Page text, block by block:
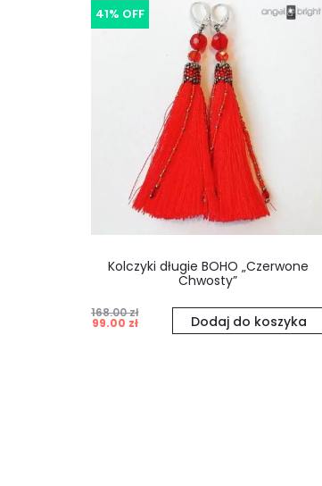
41% OFF
Kolczyki długie BOHO „Czerwone
Chwosty”
168.00zł
Pierwotna
99.00 zł
Aktualna
Dodaj do koszyka